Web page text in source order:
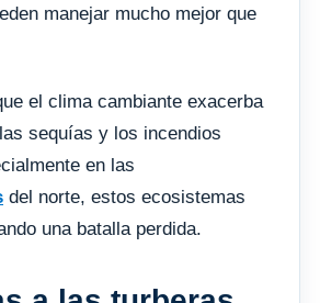
manejar mucho mejor que
el clima cambiante exacerba
sequías y los incendios
en las
del norte, estos ecosistemas
una batalla perdida.